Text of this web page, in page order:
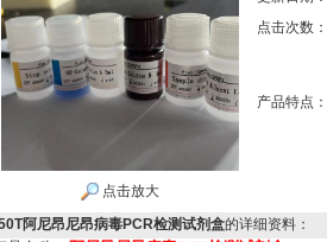
点击放大
点击次数：
产品特点：
阿尼昂尼昂病毒PCR检测试剂盒的详细资料：